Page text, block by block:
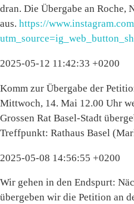
dran. Die Übergabe an Roche,
aus. https://
2025-05-12 11:42:33 +0200
Komm zur Übergabe der
Mittwoch, 14. Mai 12.00 Uhr
Grossen Rat Basel-Stadt
Treffpunkt: Rathaus Basel
2025-05-08 14:56:55 +0200
Wir gehen in den Endspurt:
übergeben wir die Petition an